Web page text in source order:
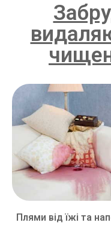
Плями від їжі та